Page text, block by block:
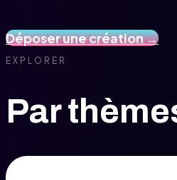
Déposer une création →
EXPLORER
Par